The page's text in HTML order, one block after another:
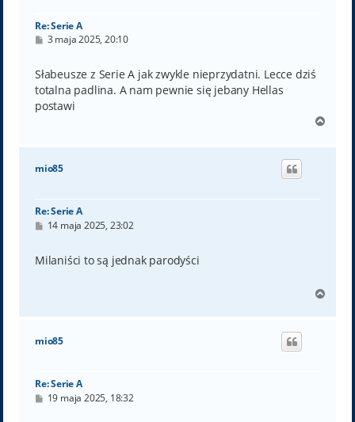
Re: Serie A
P
t
3 maja 2025, 20:10
Słabeusze z Serie A jak zwykle nieprzydatni. Lecce dziś
totalna padlina. A nam pewnie się jebany Hellas
postawi
g
mio85
Re: Serie A
P
t
14 maja 2025, 23:02
Milaniści to są jednak parodyści
g
mio85
Re: Serie A
P19 maja 2025, 18:32